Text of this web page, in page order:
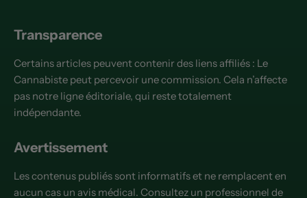
Transparence
Certains articles peuvent contenir des liens affiliés : Le
Cannabiste peut percevoir une commission. Cela n’affecte
pas notre ligne éditoriale, qui reste totalement
indépendante.
Avertissement
Les contenus publiés sont informatifs et ne remplacent en
aucun cas un avis médical. Consultez un professionnel de